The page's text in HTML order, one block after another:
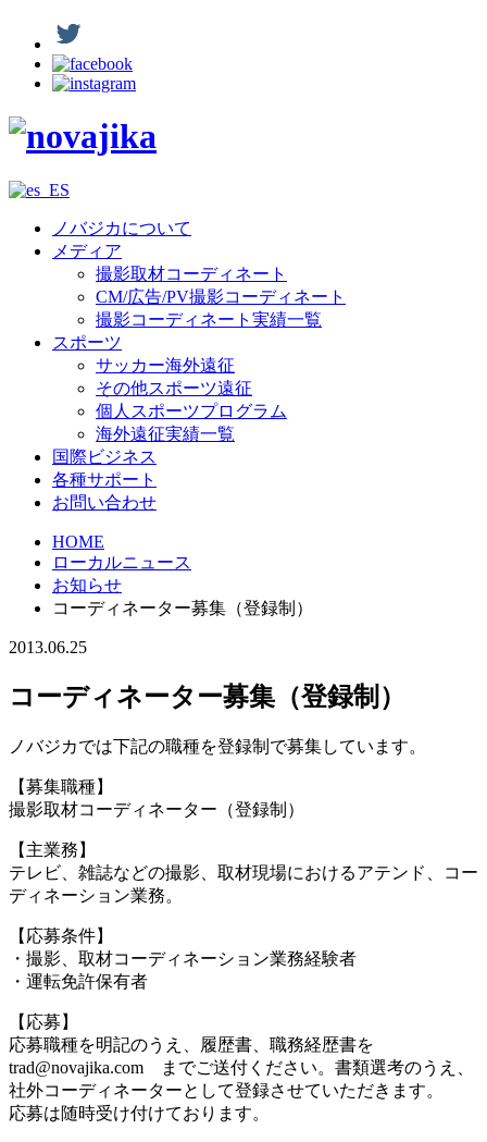
ノバジカについて
メディア
撮影取材コーディネート
CM/広告/PV撮影コーディネート
撮影コーディネート実績一覧
スポーツ
サッカー海外遠征
その他スポーツ遠征
個人スポーツプログラム
海外遠征実績一覧
国際ビジネス
各種サポート
お問い合わせ
HOME
ローカルニュース
お知らせ
コーディネーター募集（登録制）
2013.06.25
コーディネーター募集（登録制）
ノバジカでは下記の職種を登録制で募集しています。
【募集職種】
撮影取材コーディネーター（登録制）
【主業務】
テレビ、雑誌などの撮影、取材現場におけるアテンド、コー
ディネーション業務。
【応募条件】
・撮影、取材コーディネーション業務経験者
・運転免許保有者
【応募】
応募職種を明記のうえ、履歴書、職務経歴書を
trad@novajika.com までご送付ください。書類選考のうえ、
社外コーディネーターとして登録させていただきます。
応募は随時受け付けております。